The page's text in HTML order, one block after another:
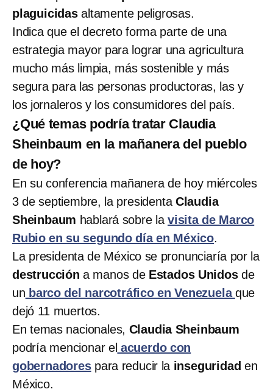
plaguicidasaltamente peligrosas.
Indica que el decreto forma parte de una
estrategia mayor para lograr una agricultura
mucho más limpia, más sostenible y más
segura para las personas productoras, las y
los jornaleros y los consumidores del país.
¿Qué temas podría tratar Claudia
Sheinbaum en la mañanera del pueblo
de hoy?
En su conferencia mañanera de hoy miércoles
3 de septiembre, la presidentaClaudia
Sheinbaum hablará sobre lavisita de Marco
Rubio en su segundo día en México.
La presidenta de México se pronunciaría por la
destruccióna manos deEstados Unidosde
un barco del narcotráfico en Venezuelaque
dejó 11 muertos.
En temas nacionales, Claudia Sheinbaum
podría mencionar el acuerdo con
gobernadorespara reducir la inseguridad en
México.